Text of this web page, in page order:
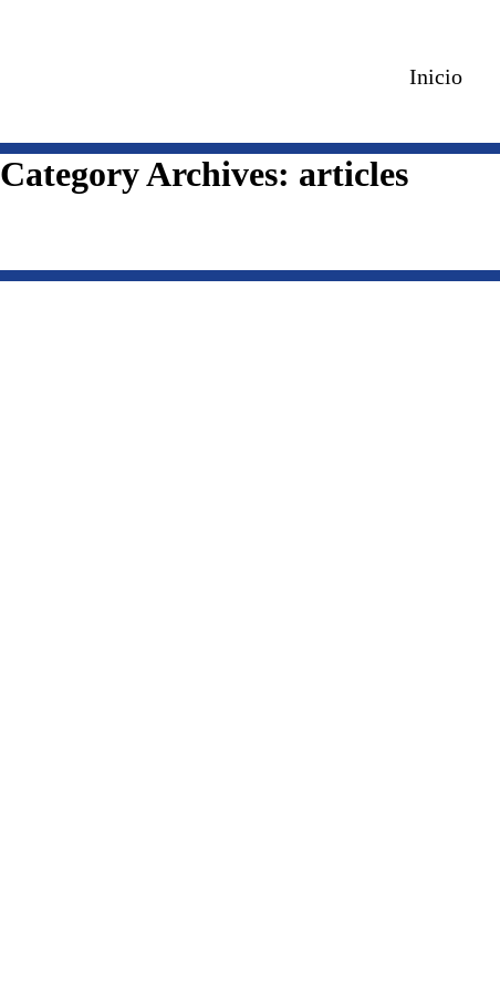
Inicio
Category Archives: articles